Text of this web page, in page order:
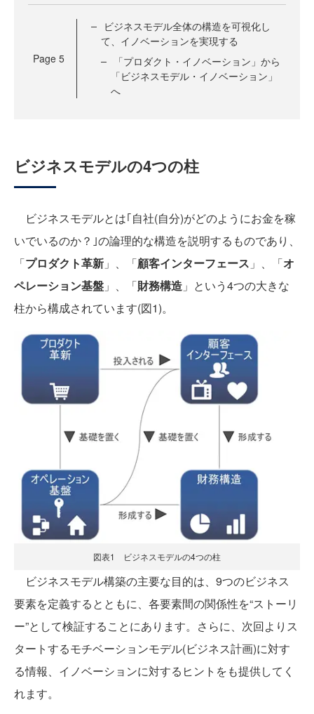
Page 5
ビジネスモデル全体の構造を可視化し
て、イノベーションを実現する
「プロダクト・イノベーション」から
「ビジネスモデル・イノベーション」
へ
ビジネスモデルの4つの柱
ビジネスモデルとは｢自社(自分)がどのようにお金を稼
いでいるのか？｣の論理的な構造を説明するものであり、
「プロダクト革新 」、「顧客インターフェース 」、「オ
ペレーション基盤 」、「財務構造 」という4つの大きな
柱から構成されています(図1)。
図表1 ビジネスモデルの4つの柱
ビジネスモデル構築の主要な目的は、9つのビジネス
要素を定義するとともに、各要素間の関係性を“ストーリ
ー”として検証することにあります。さらに、次回よりス
タートするモチベーションモデル(ビジネス計画)に対す
る情報、イノベーションに対するヒントをも提供してく
れます。